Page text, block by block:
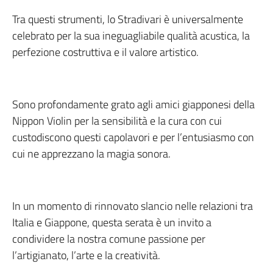
Tra questi strumenti, lo Stradivari è universalmente
celebrato per la sua ineguagliabile qualità acustica, la
perfezione costruttiva e il valore artistico.
Sono profondamente grato agli amici giapponesi della
Nippon Violin per la sensibilità e la cura con cui
custodiscono questi capolavori e per l’entusiasmo con
cui ne apprezzano la magia sonora.
In un momento di rinnovato slancio nelle relazioni tra
Italia e Giappone, questa serata è un invito a
condividere la nostra comune passione per
l’artigianato, l’arte e la creatività.